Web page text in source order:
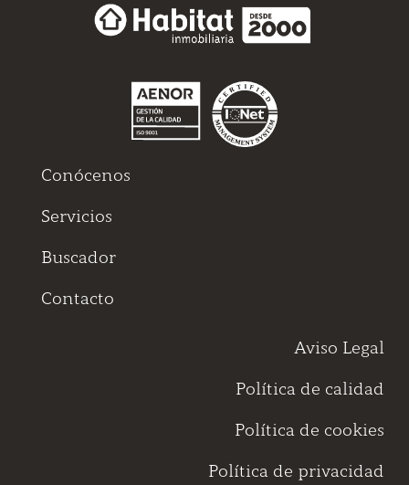
Conócenos
Servicios
Buscador
Contacto
Aviso Legal
Política de calidad
Política de cookies
Política de privacidad